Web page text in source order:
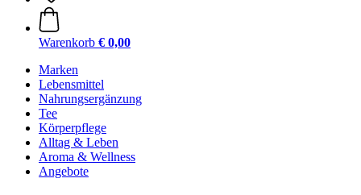
Warenkorb € 0,00
Marken
Lebensmittel
Nahrungsergänzung
Tee
Körperpflege
Alltag & Leben
Aroma & Wellness
Angebote